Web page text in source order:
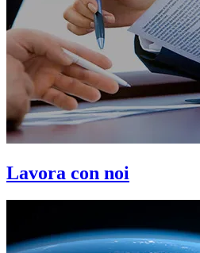
Lavora con noi